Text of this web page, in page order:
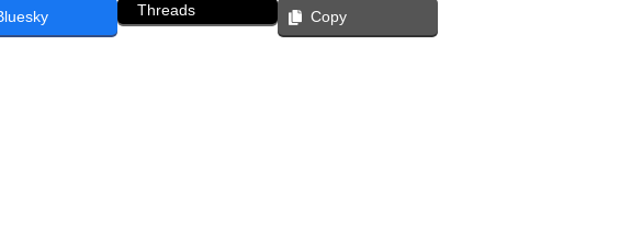
Threads Copy